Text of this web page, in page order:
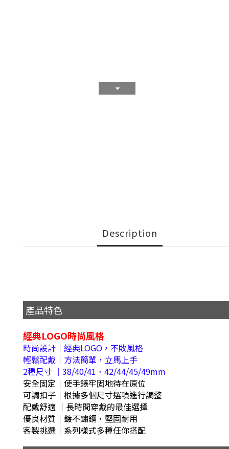
Description
產品特色
經典LOGO時尚風格
時尚設計｜經典LOGO，不敗風格
輕鬆配戴｜方法簡單，立馬上手
2種尺寸 ｜38/40/41、42/44/45/49mm
安全固定｜使手錶牢固地待在原位
可調扣子｜根據多個尺寸選項進行調整
配戴舒適 ｜長時間穿戴的最佳選擇
優良材質｜鍍不鏽鋼，堅固耐用
客製挑選｜系列樣式多種任你搭配